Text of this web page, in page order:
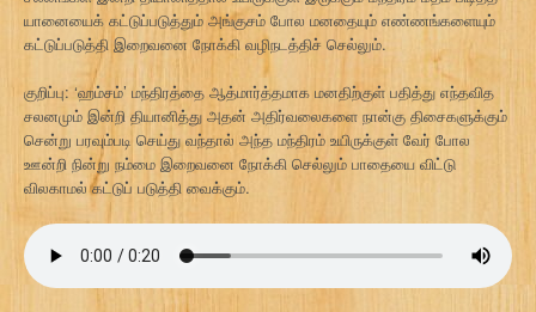
யானையைக் கட்டுப்படுத்தும் அங்குசம் போல மனதையும் எண்ணங்களையும்
கட்டுப்படுத்தி இறைவனை நோக்கி வழிநடத்திச் செல்லும்.
குறிப்பு: ‘ஹம்சம்’ மந்திரத்தை ஆத்மார்த்தமாக மனதிற்குள் பதித்து எந்தவித
சலனமும் இன்றி தியானித்து அதன் அதிர்வலைகளை நான்கு திசைகளுக்கும்
சென்று பரவும்படி செய்து வந்தால் அந்த மந்திரம் உயிருக்குள் வேர் போல
ஊன்றி நின்று நம்மை இறைவனை நோக்கி செல்லும் பாதையை விட்டு
விலகாமல் கட்டுப் படுத்தி வைக்கும்.